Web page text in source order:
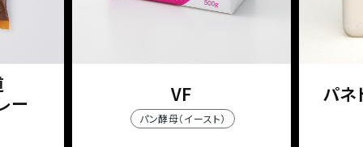
ー
VF
パン酵母（イースト）
パネ